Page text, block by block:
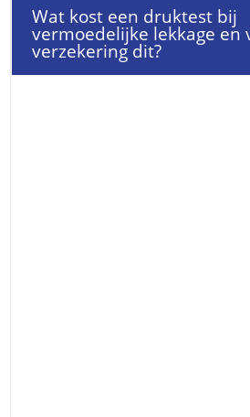
Wat kost een druktest bij
vermoedelijke lekkage en
verzekering dit?